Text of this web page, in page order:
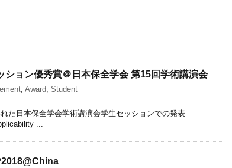
ション優秀賞＠日本保全学会 第15回学術講演会
, Award, Student
た日本保全学会学術講演会学生セッションでの発表
...